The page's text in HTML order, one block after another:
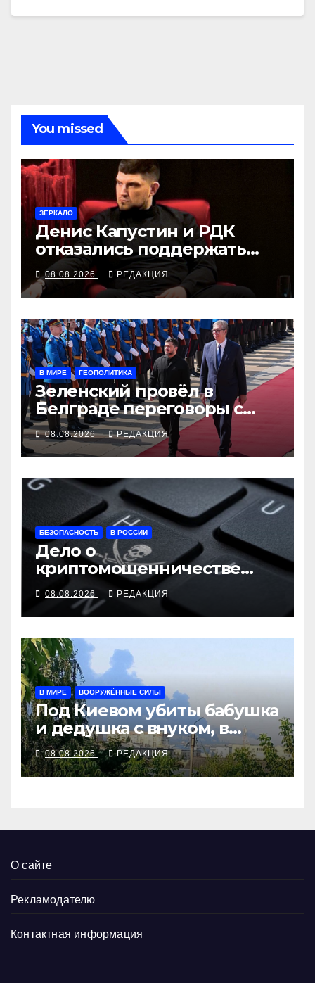
You missed
ЗЕРКАЛО
Денис Капустин и РДК
отказались поддержать
партию «Яблоко»
08.08.2026 РЕДАКЦИЯ
В МИРЕ ГЕОПОЛИТИКА
Зеленский провёл в
Белграде переговоры с
Вучичем
08.08.2026 РЕДАКЦИЯ
БЕЗОПАСНОСТЬ В РОССИИ
Дело о
криптомошенничестве
оборачивают в содействие
терроризму
08.08.2026 РЕДАКЦИЯ
В МИРЕ ВООРУЖЁННЫЕ СИЛЫ
Под Киевом убиты бабушка
и дедушка с внуком, в
Поволжье и на Кубани
вновь горят НПЗ
08.08.2026 РЕДАКЦИЯ
О сайте
Рекламодателю
Контактная информация